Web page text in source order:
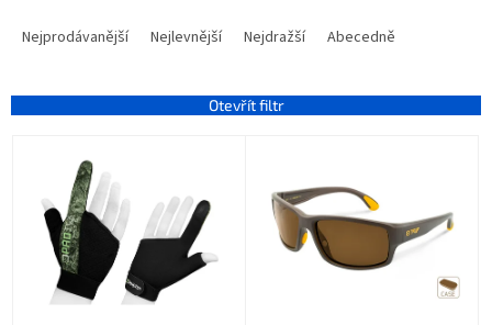
Nejprodávanější Nejlevnější Nejdražší Abecedně
Otevřít filtr